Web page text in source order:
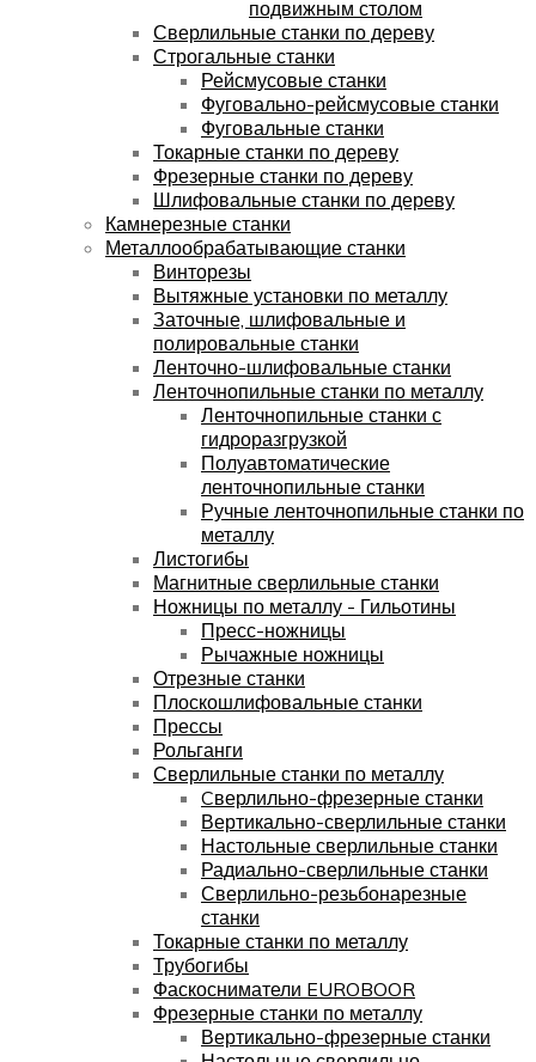
подвижным столом
Сверлильные станки по дереву
Строгальные станки
Рейсмусовые станки
Фуговально-рейсмусовые станки
Фуговальные станки
Токарные станки по дереву
Фрезерные станки по дереву
Шлифовальные станки по дереву
Камнерезные станки
Металлообрабатывающие станки
Винторезы
Вытяжные установки по металлу
Заточные, шлифовальные и
полировальные станки
Ленточно-шлифовальные станки
Ленточнопильные станки по металлу
Ленточнопильные станки с
гидроразгрузкой
Полуавтоматические
ленточнопильные станки
Ручные ленточнопильные станки по
металлу
Листогибы
Магнитные сверлильные станки
Ножницы по металлу - Гильотины
Пресс-ножницы
Рычажные ножницы
Отрезные станки
Плоскошлифовальные станки
Прессы
Рольганги
Сверлильные станки по металлу
Cверлильно-фрезерные станки
Вертикально-сверлильные станки
Настольные сверлильные станки
Радиально-сверлильные станки
Сверлильно-резьбонарезные
станки
Токарные станки по металлу
Трубогибы
Фаскосниматели EUROBOOR
Фрезерные станки по металлу
Вертикально-фрезерные станки